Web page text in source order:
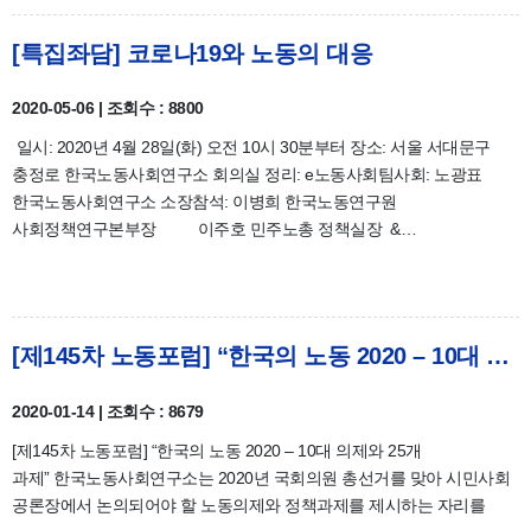
[특집좌담] 코로나19와 노동의 대응
2020-05-06 | 조회수 : 8800
일시: 2020년 4월 28일(화) 오전 10시 30분부터 장소: 서울 서대문구
충정로 한국노동사회연구소 회의실 정리: e노동사회팀사회: 노광표
한국노동사회연구소 소장참석: 이병희 한국노동연구원
사회정책연구본부장 이주호 민주노총 정책실장 &…
[제145차 노동포럼] “한국의 노동 2020 – 10대 의제와 25개 과제” 개최 안내 및 자료집
2020-01-14 | 조회수 : 8679
[제145차 노동포럼] “한국의 노동 2020 – 10대 의제와 25개
과제” 한국노동사회연구소는 2020년 국회의원 총선거를 맞아 시민사회
공론장에서 논의되어야 할 노동의제와 정책과제를 제시하는 자리를